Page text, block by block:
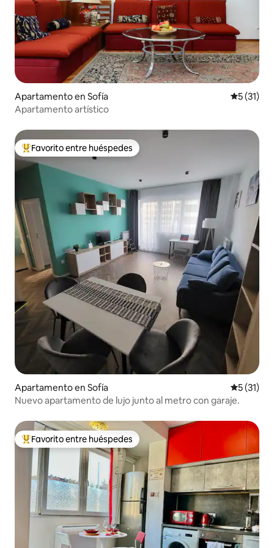
Apartamento en Sofía
5 (31)
Apartamento artístico
Favorito entre huéspedes preferido
Favorito entre huéspedes
Apartamento en Sofía
5 (31)
Nuevo apartamento de lujo junto al metro con garaje.
Favorito entre huéspedes preferido
Favorito entre huéspedes